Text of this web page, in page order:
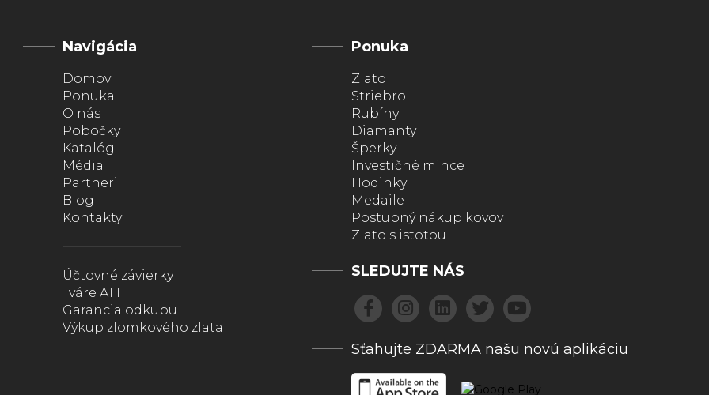
Navigácia
Domov
Ponuka
O nás
Pobočky
Katalóg
Média
Partneri
Blog
Kontakty
Účtovné závierky
Tváre ATT
Garancia odkupu
Výkup zlomkového zlata
Ponuka
Zlato
Striebro
Rubíny
Diamanty
Šperky
Investičné mince
Hodinky
Medaile
Postupný nákup kovov
Zlato s istotou
SLEDUJTE NÁS
Sťahujte ZDARMA našu novú aplikáciu